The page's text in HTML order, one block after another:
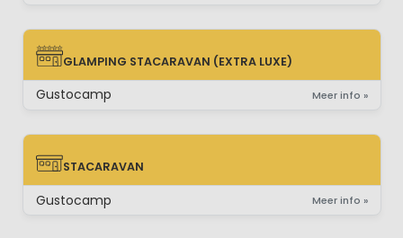
GLAMPING STACARAVAN (EXTRA LUXE)
GLAMPING STACARAVAN (EXTRA LUXE)
Gustocamp Meer info »
STACARAVAN
STACARAVAN
Gustocamp Meer info »